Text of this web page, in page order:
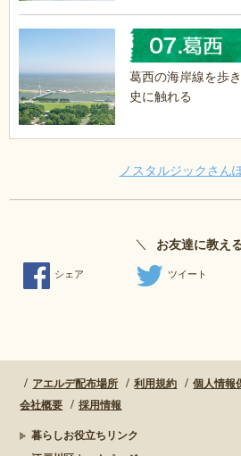
葛西の海岸線を歩
史に触れる
ノスタルジックさん
＼ お友達に教え
シェア ツイート
アエルデ配布場所 利用規約 個人情報
会社概要
採用情報
暮らしお役立ちリンク